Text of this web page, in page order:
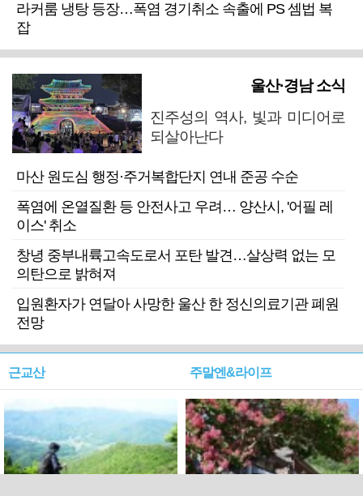
라커룸 냉탕 등장…폭염 경기취소 속출에 PS 셈법 복
잡
울산·경남 소식
진주성의 역사, 빛과 미디어로
되살아난다
마산 원도심 행정·주거복합단지 연내 준공 수순
폭염에 온열질환 등 안전사고 우려… 양산시, '어필 레
이스' 취소
창녕 중부내륙고속도로서 포탄 발견…살상력 없는 모
의탄으로 밝혀져
입원환자가 연달아 사망한 울산 한 정신의료기관 폐원
전망
근교산 주말엔&라이프